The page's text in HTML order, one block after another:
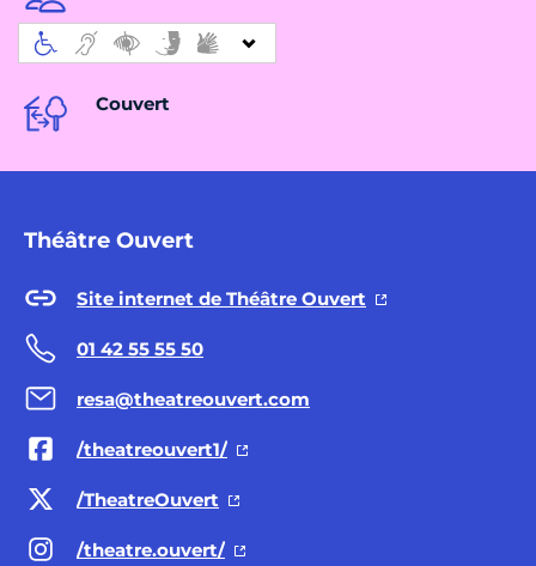
Couvert
Théâtre Ouvert
Site internet de Théâtre Ouvert
01 42 55 55 50
resa@theatreouvert.com
/theatreouvert1/
/TheatreOuvert
/theatre.ouvert/